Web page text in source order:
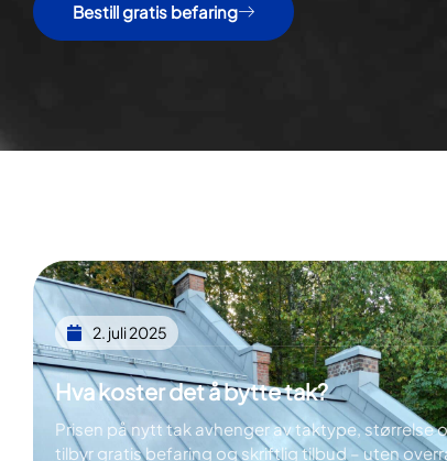
Bestill gratis befaring
2. juli 2025
Hva koster det å bytte tak?
Prisen på nytt tak avhenger av taktype, størrelse
tilbyr gratis befaring og skriftlig tilbud – uten